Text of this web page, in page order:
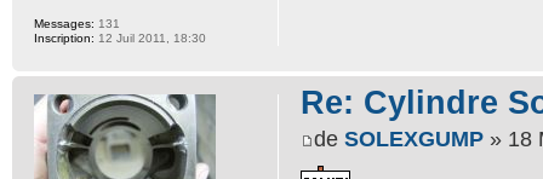
Messages: 131
Inscription: 12 Juil 2011, 18:30
Re: Cylindre
de SOLEXGUMP » 18